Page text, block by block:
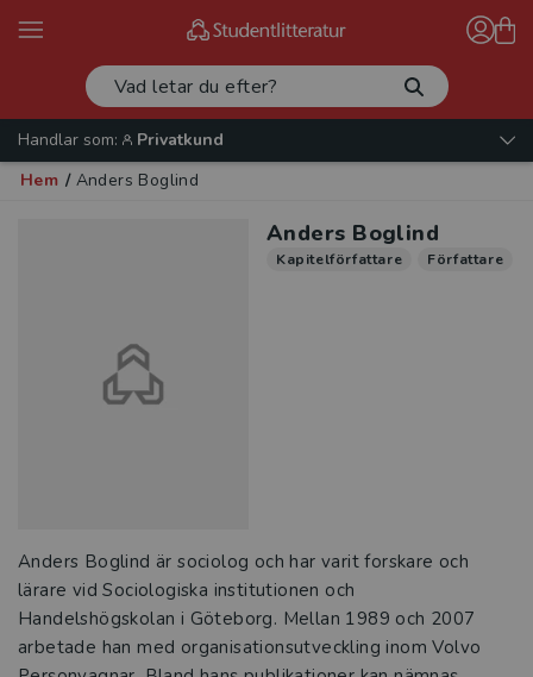
Handlar som:
Privatkund
Hem / Anders Boglind
Anders Boglind
Kapitelförfattare Författare
Anders Boglind är sociolog och har varit forskare och
lärare vid Sociologiska institutionen och
Handelshögskolan i Göteborg. Mellan 1989 och 2007
arbetade han med organisationsutveckling inom Volvo